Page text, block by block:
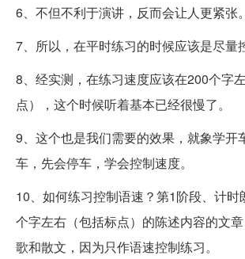
6、不但不利于演讲，反而会让人更紧张。
7、所以，在平时练习的时候应该是尽量
8、经实测，在练习速度应该在200个字
点），这个时候听着基本已经很慢了。
9、这个也是我们需要的效果，就象学开
车，先会停车，学会控制速度。
10、如何练习控制语速？第1阶段、计时
个字左右（包括标点）的陈述内容的文
歌和散文，因为只作语速控制练习。